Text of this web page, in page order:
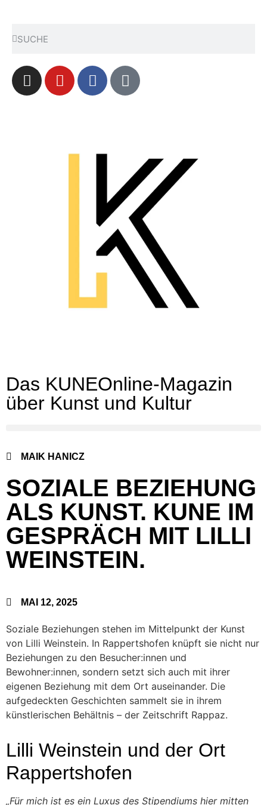
Das KUNEOnline-Magazin
über Kunst und Kultur
MAIK HANICZ
SOZIALE BEZIEHUNG
ALS KUNST. KUNE IM
GESPRÄCH MIT LILLI
WEINSTEIN.
MAI 12, 2025
Soziale Beziehungen stehen im Mittelpunkt der Kunst
von Lilli Weinstein. In Rappertshofen knüpft sie nicht nur
Beziehungen zu den Besucher:innen und
Bewohner:innen, sondern setzt sich auch mit ihrer
eigenen Beziehung mit dem Ort auseinander. Die
aufgedeckten Geschichten sammelt sie in ihrem
künstlerischen Behältnis – der Zeitschrift Rappaz.
Lilli Weinstein und der Ort
Rappertshofen
„Für mich ist es ein Luxus des Stipendiums hier mitten